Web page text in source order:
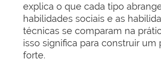
explica o que cada tipo
habilidades sociais e as
técnicas se comparam na
isso significa para construir um
forte.